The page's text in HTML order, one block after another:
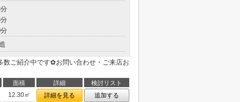
数ご紹介中です✿お問い合わせ・ご来店お
面積 詳細
検討リスト
12.30㎡ 詳細を見る 追加する